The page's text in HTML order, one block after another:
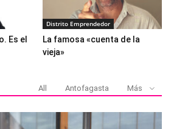
Es el
Distrito Emprendedor
La famosa «cuenta de la
vieja»
All Antofagasta Más